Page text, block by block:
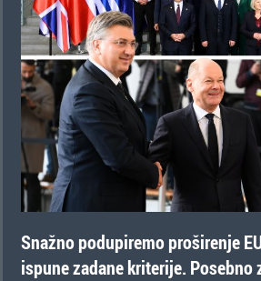
Snažno podupiremo proširenje
ispune zadane kriterije.